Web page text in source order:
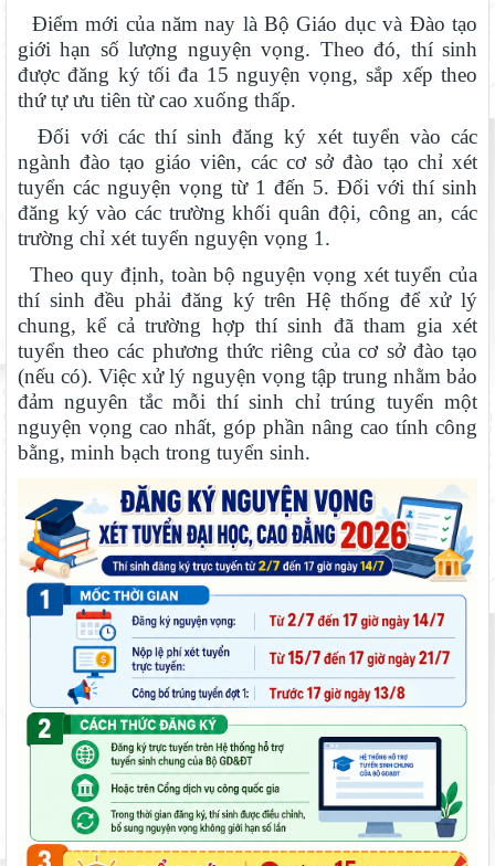
Điểm mới của năm nay là Bộ Giáo dục và Đào tạo
giới hạn số lượng nguyện vọng. Theo đó, thí sinh
được đăng ký tối đa 15 nguyện vọng, sắp xếp theo
thứ tự ưu tiên từ cao xuống thấp.
Đối với các thí sinh đăng ký xét tuyển vào các
ngành đào tạo giáo viên, các cơ sở đào tạo chỉ xét
tuyển các nguyện vọng từ 1 đến 5. Đối với thí sinh
đăng ký vào các trường khối quân đội, công an, các
trường chỉ xét tuyển nguyện vọng 1.
Theo quy định, toàn bộ nguyện vọng xét tuyển của
thí sinh đều phải đăng ký trên Hệ thống để xử lý
chung, kể cả trường hợp thí sinh đã tham gia xét
tuyển theo các phương thức riêng của cơ sở đào tạo
(nếu có). Việc xử lý nguyện vọng tập trung nhằm bảo
đảm nguyên tắc mỗi thí sinh chỉ trúng tuyển một
nguyện vọng cao nhất, góp phần nâng cao tính công
bằng, minh bạch trong tuyển sinh.